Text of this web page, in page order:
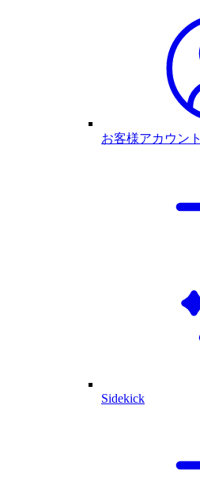
お客様アカウント
Sidekick